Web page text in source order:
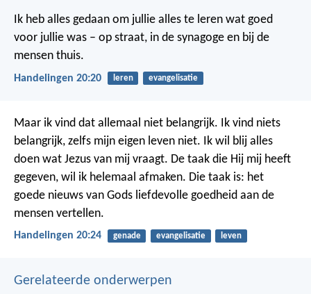
Ik heb alles gedaan om jullie alles te leren wat goed
voor jullie was – op straat, in de synagoge en bij de
mensen thuis.
Handelingen 20:20 leren evangelisatie
Maar ik vind dat allemaal niet belangrijk. Ik vind niets
belangrijk, zelfs mijn eigen leven niet. Ik wil blij alles
doen wat Jezus van mij vraagt. De taak die Hij mij heeft
gegeven, wil ik helemaal afmaken. Die taak is: het
goede nieuws van Gods liefdevolle goedheid aan de
mensen vertellen.
Handelingen 20:24 genade evangelisatie leven
Gerelateerde onderwerpen